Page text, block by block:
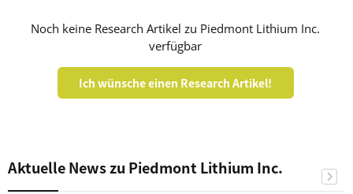
Noch keine Research Artikel zu Piedmont Lithium Inc.
verfügbar
Ich wünsche einen Research Artikel!
Aktuelle News zu Piedmont Lithium Inc.